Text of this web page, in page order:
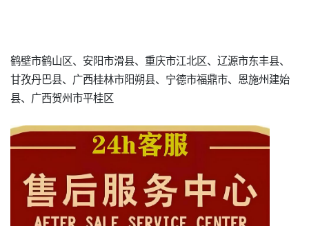
鹤壁市鹤山区、安阳市滑县、重庆市江北区、辽源市东丰县、
甘孜丹巴县、广西桂林市阳朔县、宁德市福鼎市、恩施州建始
县、广西贺州市平桂区